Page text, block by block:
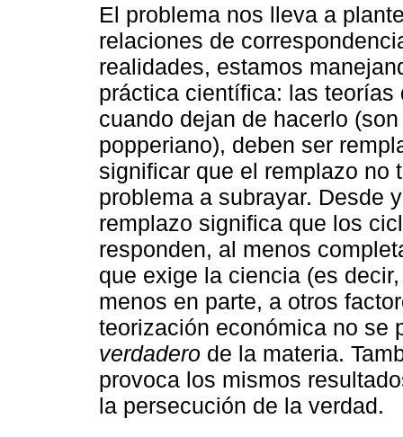
El problema nos lleva a
relaciones de
realidades, estamos
práctica científica: las teorías
cuando dejan de hacerlo
popperiano), deben ser
significar que el remplazo no
problema a subrayar. Desde
remplazo significa que los
responden, al menos
que exige la ciencia (es
menos en parte, a otros
teorización económica no se
verdadero de la materia.
provoca los mismos
la persecución de la verdad.